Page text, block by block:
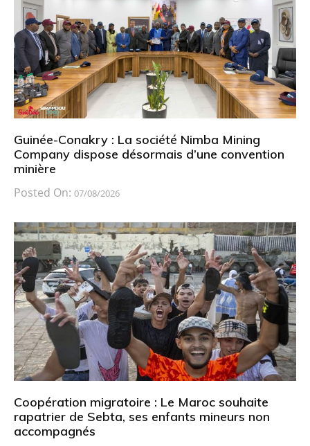
Guinée-Conakry : La société Nimba Mining
Company dispose désormais d’une convention
minière
Posted On: 07/08/2026
Coopération migratoire : Le Maroc souhaite
rapatrier de Sebta, ses enfants mineurs non
accompagnés